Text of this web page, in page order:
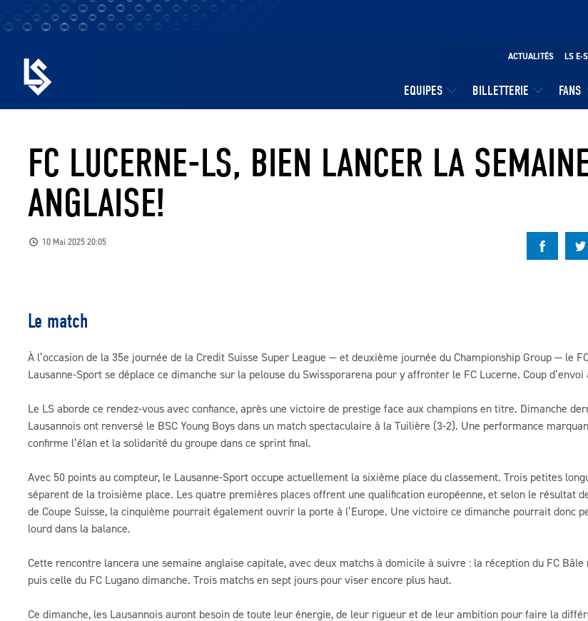
EQUIPES BILLETTERIE FANS
ACTUALITÉS LS E-
FC LUCERNE-LS, BIEN LANCER LA
ANGLAISE!
10 Mai 2025 20:05
Le match
À l’occasion de la 35e journée de la Credit Suisse Super League — et deuxième journée du Championship Group — le
Lausanne-Sport se déplace ce dimanche sur la pelouse du Swissporarena pour y affronter le FC Lucerne. Coup d’envoi
Le LS aborde ce rendez-vous avec confiance, après une victoire de prestige face aux champions en titre. Dimanche
Lausannois ont renversé le BSC Young Boys dans un match spectaculaire à la Tuilière (3-2). Une performance
confirme l’élan et la solidarité du groupe dans ce sprint final.
Avec 50 points au compteur, le Lausanne-Sport occupe actuellement la sixième place du classement. Trois petites
séparent de la troisième place. Les quatre premières places offrent une qualification européenne, et selon le résultat
de Coupe Suisse, la cinquième pourrait également ouvrir la porte à l’Europe. Une victoire ce dimanche pourrait donc
lourd dans la balance.
Cette rencontre lancera une semaine anglaise capitale, avec deux matchs à domicile à suivre : la réception du FC Bâle
puis celle du FC Lugano dimanche. Trois matchs en sept jours pour viser encore plus haut.
Ce dimanche, les Lausannois auront besoin de toute leur énergie, de leur rigueur et de leur ambition pour faire la